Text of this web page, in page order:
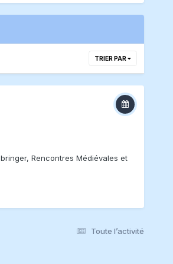
TRIER PAR
Rencontres Médiévales et
Toute l’activité